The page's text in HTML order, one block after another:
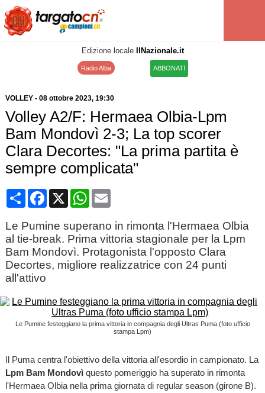
Edizione locale IlNazionale.it
Radio Alba ABBONATI
VOLLEY- 08 ottobre 2023, 19:30
Volley A2/F: Hermaea Olbia-Lpm
Bam Mondovì 2-3; La top scorer
Clara Decortes: "La prima partita è
sempre complicata"
CondividiFacebook
X WhatsApp
Email
Le Pumine superano in rimonta l'Hermaea Olbia
al tie-break. Prima vittoria stagionale per la Lpm
Bam Mondovì. Protagonista l'opposto Clara
Decortes, migliore realizzatrice con 24 punti
all'attivo
Le Pumine festeggiano la prima vittoria in compagnia degli Ultras Puma (foto ufficio
stampa Lpm)
Il Puma centra l'obiettivo della vittoria all'esordio in campionato. La
Lpm Bam Mondovì questo pomeriggio ha superato in rimonta
l'Hermaea Olbia nella prima giornata di regular season (girone B).